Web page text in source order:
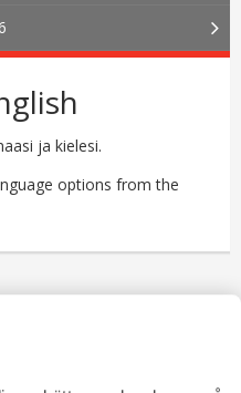
ja kielesi.
options from the